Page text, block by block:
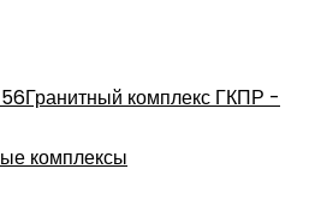
Гранитный комплекс ГКПР -
комплексы